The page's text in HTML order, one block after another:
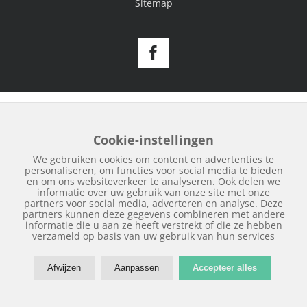
Sitemap
Facebook
Cookie-instellingen
We gebruiken cookies om content en advertenties te
personaliseren, om functies voor social media te bieden
en om ons websiteverkeer te analyseren. Ook delen we
informatie over uw gebruik van onze site met onze
partners voor social media, adverteren en analyse. Deze
partners kunnen deze gegevens combineren met andere
informatie die u aan ze heeft verstrekt of die ze hebben
verzameld op basis van uw gebruik van hun services
Afwijzen Aanpassen Accepteer alles